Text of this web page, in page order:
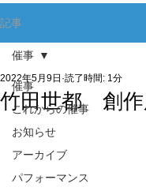
記事
催事
これからの催事
お知らせ
アーカイブ
パフォーマンス
催事
竹田世都 創作
2022年5月9日 読了時間: 1分